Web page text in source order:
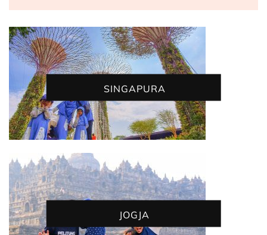
SINGAPURA
JOGJA